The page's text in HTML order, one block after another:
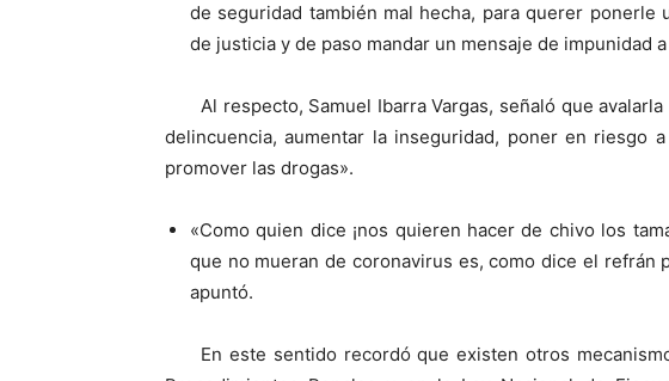
de seguridad también mal hecha, para querer ponerle
de justicia y de paso mandar un mensaje de impunidad
Al respecto, Samuel Ibarra Vargas, señaló que
delincuencia, aumentar la inseguridad, poner en riesgo
promover las drogas».
«Como quien dice ¡nos quieren hacer de chivo los
que no mueran de coronavirus es, como dice el refrán
apuntó.
En este sentido recordó que existen otros